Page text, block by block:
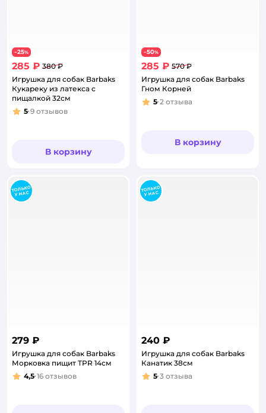
−25%
285 ₽ 380 ₽
Игрушка для собак Barbaks
Кукареку из латекса с
пищалкой 32см
Рейтинг:
5 9 отзывов
В корзину
−50%
285 ₽ 570 ₽
Игрушка для собак Barbaks
Гном Корней
Рейтинг:
5 2 отзыва
В корзину
279 ₽
Игрушка для собак Barbaks
Морковка пищит TPR 14см
Рейтинг:
4,5 16 отзывов
240 ₽
Игрушка для собак Barbaks
Канатик 38см
Рейтинг:
5 3 отзыва